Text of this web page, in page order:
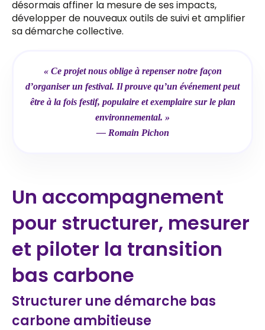
désormais affiner la mesure de ses impacts,
développer de nouveaux outils de suivi et amplifier
sa démarche collective.
« Ce projet nous oblige à repenser notre façon
d’organiser un festival. Il prouve qu’un événement peut
être à la fois festif, populaire et exemplaire sur le plan
environnemental. »
— Romain Pichon
Un accompagnement
pour structurer, mesurer
et piloter la transition
bas carbone
Structurer une démarche bas
carbone ambitieuse